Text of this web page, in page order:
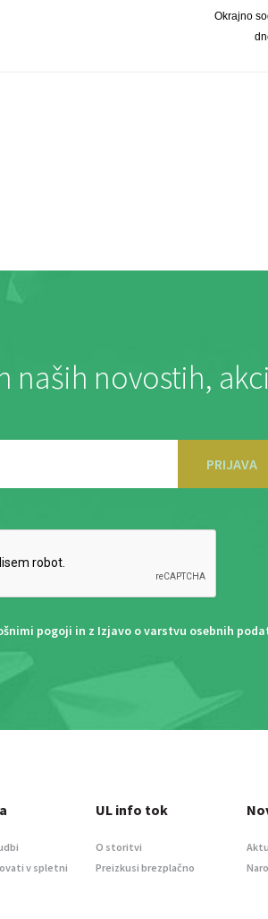
Okrajno
naših novostih,
PRIJAVA
pogoji in z Izjavo o varstvu osebnih
v spletni
UL info tok
O storitvi
Preizkusi brezplačno